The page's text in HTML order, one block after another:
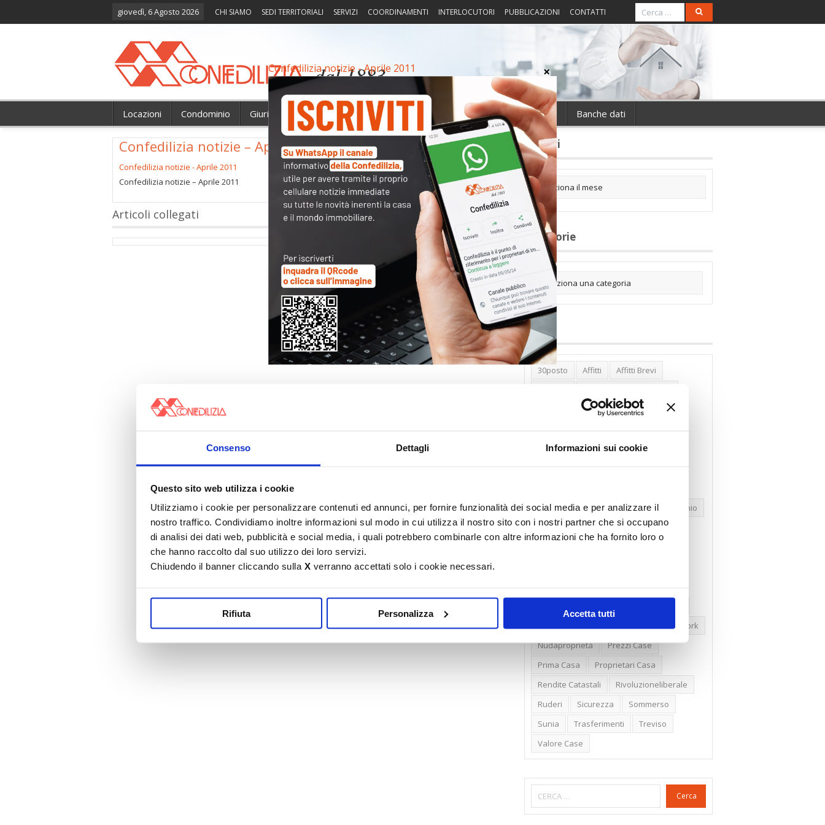
Consenso Dettagli Informazioni sui cookie
Questo sito web utilizza i cookie
Utilizziamo i cookie per personalizzare contenuti ed annunci, per fornire funzionalità dei social media e per analizzare il
nostro traffico. Condividiamo inoltre informazioni sul modo in cui utilizza il nostro sito con i nostri partner che si occupano
di analisi dei dati web, pubblicità e social media, i quali potrebbero combinarle con altre informazioni che ha fornito loro o
che hanno raccolto dal suo utilizzo dei loro servizi.
Chiudendo il banner cliccando sulla X verranno accettati solo i cookie necessari.
Rifiuta Personalizza Accetta tutti
giovedì, 6 Agosto 2026 CHI SIAMO SEDI TERRITORIALI SERVIZI COORDINAMENTI INTERLOCUTORI PUBBLICAZIONI CONTATTI
Locazioni Condominio Giurisprudenza Fisco Portierato Intorno alla casa Notizie Banche dati
Confedilizia notizie – Aprile 2011
Confedilizia notizie - Aprile 2011
Confedilizia notizie – Aprile 2011
Articoli collegati
Archivi
Categorie
Tag
30posto Affitti
Affitti Brevi
Banca Woolwich
Bilocali
Cambioabitazione
Carenza Alloggi
Compravendite Immobiliari
Condominio
Confcommercio
Confedilizia.EU
New York
Nudaproprietà
Prezzi Case
Prima Casa
Proprietari Casa
Rendite Catastali
Rivoluzioneliberale
Ruderi
Sicurezza
Sommerso
Sunia
Trasferimenti
Treviso
Valore Case
Cerca
Confedilizia notizie - Aprile 2011